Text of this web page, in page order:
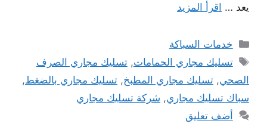
يعد … اقرأ المزيد
التصنيفات
خدمات السباكة
الوسوم
تسليك مجاري الحمامات,تسليك مجاري الصرف
الصحي, تسليك مجاري المطبخ, تسليك مجاري بالضغط,
سباك تسليك مجاري, شركة تسليك مجاري
أضف تعليق